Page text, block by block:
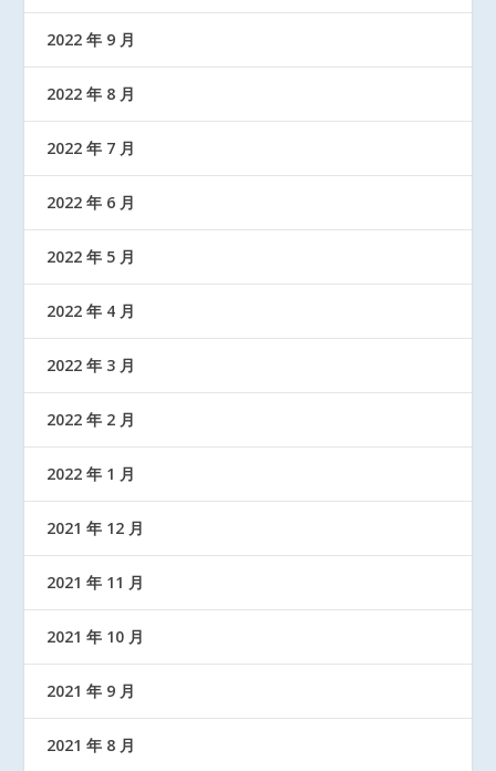
2022 年 9 月
2022 年 8 月
2022 年 7 月
2022 年 6 月
2022 年 5 月
2022 年 4 月
2022 年 3 月
2022 年 2 月
2022 年 1 月
2021 年 12 月
2021 年 11 月
2021 年 10 月
2021 年 9 月
2021 年 8 月